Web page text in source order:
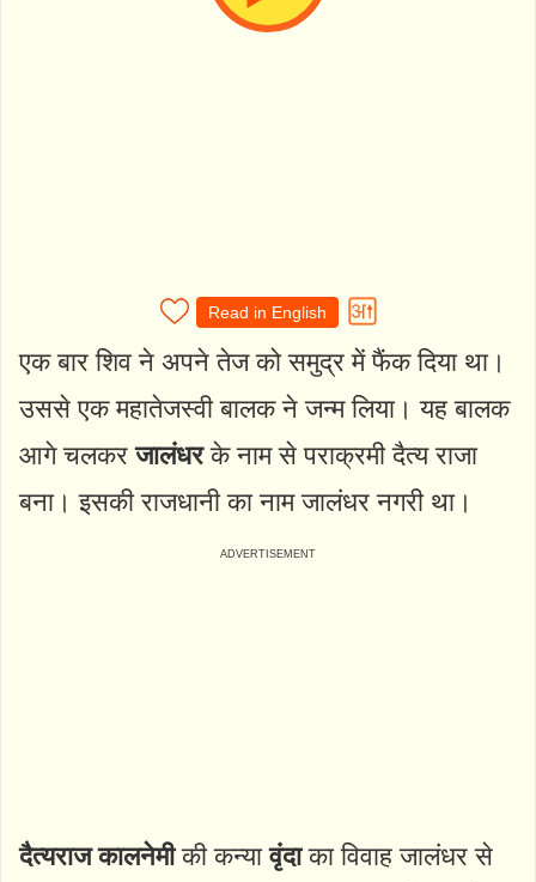
Read in English
एक बार शिव ने अपने तेज को समुद्र में फैंक दिया था।
उससे एक महातेजस्वी बालक ने जन्म लिया। यह बालक
आगे चलकरजालंधरके नाम से पराक्रमी दैत्य राजा
बना। इसकी राजधानी का नाम जालंधर नगरी था।
दैत्यराज कालनेमीकी कन्यावृंदाका विवाह जालंधर से